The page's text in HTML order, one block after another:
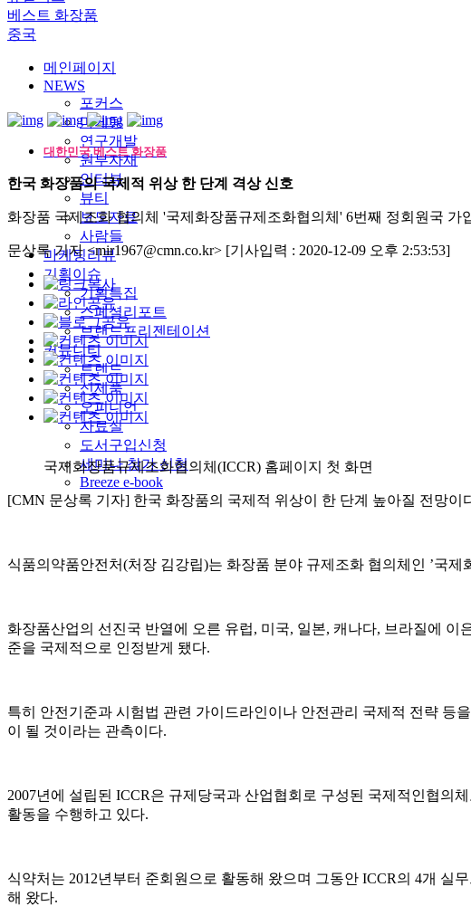
베스트 화장품
중국
메인페이지
NEWS
포커스
마케팅
연구개발
원부자재
인터뷰
뷰티
보도자료
사람들
마케팅리뷰
기획이슈
기획특집
스페셜리포트
브랜드프리젠테이션
커뮤니티
트렌드
신제품
오피니언
자료실
도서구입신청
세미나 참가 신청
Breeze e-book
대한민국 베스트 화장품
한국 화장품의 국제적 위상 한 단계 격상 신호
화장품 국제조화 협의체 '국제화장품규제조화협의체' 6번째 정회원국 가
문상록 기자 <mir1967@cmn.co.kr> [기사입력 : 2020-12-09 오후 2:53:53]
국제화장품규제조화협의체(ICCR) 홈페이지 첫 화면
[CMN 문상록 기자] 한국 화장품의 국제적 위상이 한 단계 높아질 전망이
식품의약품안전처(처장 김강립)는 화장품 분야 규제조화 협의체인 ’국제
화장품산업의 선진국 반열에 오른 유럽, 미국, 일본, 캐나다, 브라질에
준을 국제적으로 인정받게 됐다.
특히 안전기준과 시험법 관련 가이드라인이나 안전관리 국제적 전략 등
이 될 것이라는 관측이다.
2007년에 설립된 ICCR은 규제당국과 산업협회로 구성된 국제적인협의
활동을 수행하고 있다.
식약처는 2012년부터 준회원으로 활동해 왔으며 그동안 ICCR의 4개
해 왔다.